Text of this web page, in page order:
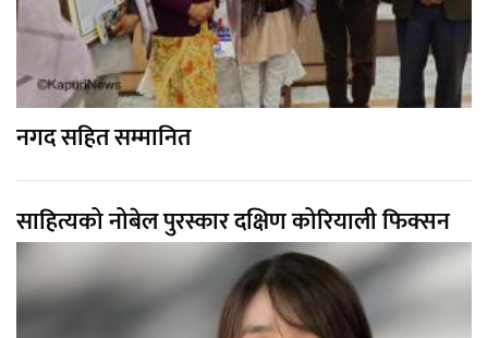
नगद सहित सम्मानित
साहित्यको नोबेल पुरस्कार दक्षिण कोरियाली फिक्सन